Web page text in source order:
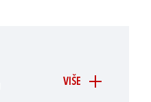
VIŠE